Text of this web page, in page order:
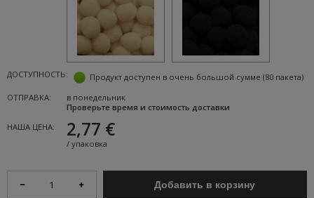
ДОСТУПНОСТЬ: Продукт доступен в очень большой сумме (80 пакета)
ОТПРАВКА:
в понедельник
Проверьте время и стоимость доставки
НАША ЦЕНА:
2,77 €
/ упаковка
Добавить в корзину